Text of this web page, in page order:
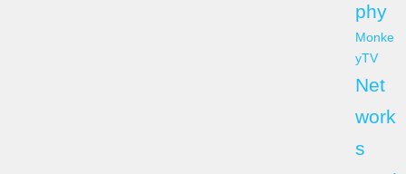
phy
Monke
yTV
Net
work
s